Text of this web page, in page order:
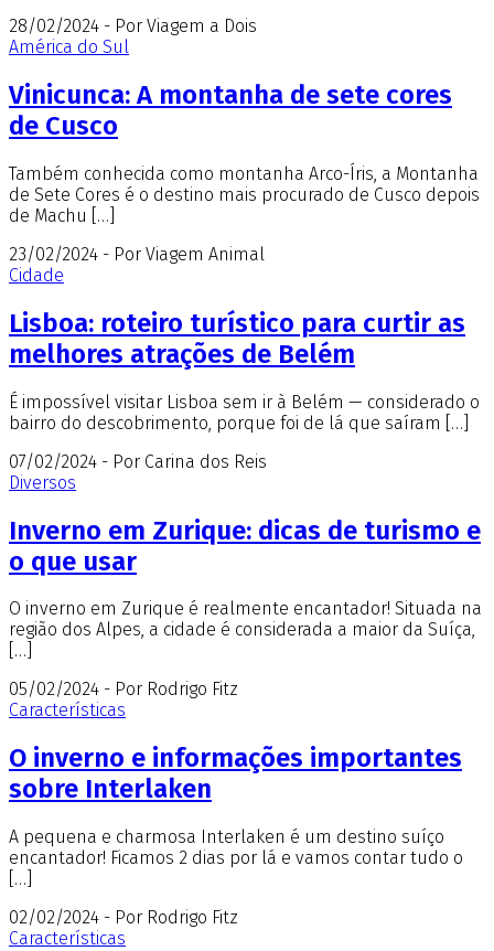
28/02/2024 - Por Viagem a Dois
América do Sul
Vinicunca: A montanha de sete cores
de Cusco
Também conhecida como montanha Arco-Íris, a Montanha
de Sete Cores é o destino mais procurado de Cusco depois
de Machu […]
23/02/2024 - Por Viagem Animal
Cidade
Lisboa: roteiro turístico para curtir as
melhores atrações de Belém
É impossível visitar Lisboa sem ir à Belém — considerado o
bairro do descobrimento, porque foi de lá que saíram […]
07/02/2024 - Por Carina dos Reis
Diversos
Inverno em Zurique: dicas de turismo e
o que usar
O inverno em Zurique é realmente encantador! Situada na
região dos Alpes, a cidade é considerada a maior da Suíça,
[…]
05/02/2024 - Por Rodrigo Fitz
Características
O inverno e informações importantes
sobre Interlaken
A pequena e charmosa Interlaken é um destino suíço
encantador! Ficamos 2 dias por lá e vamos contar tudo o
[…]
02/02/2024 - Por Rodrigo Fitz
Características